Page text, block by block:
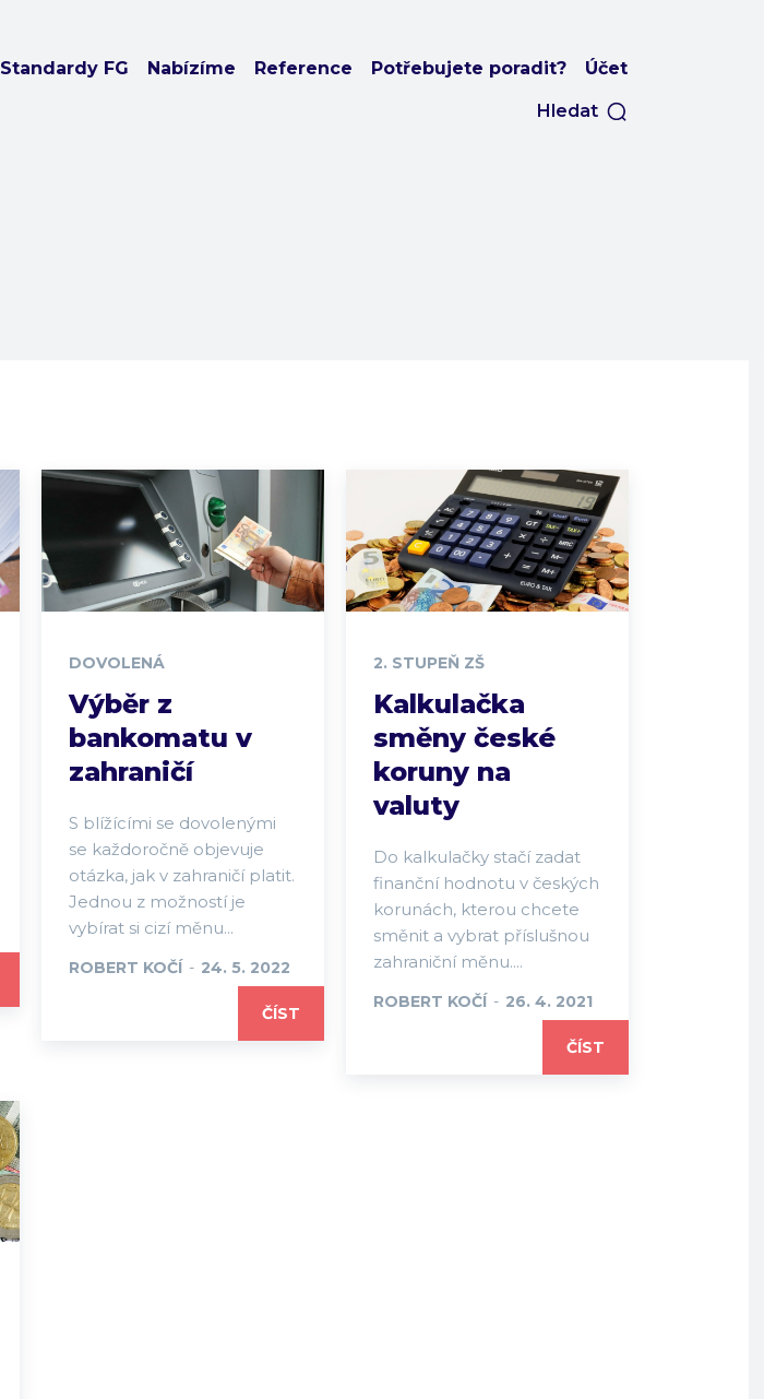
Standardy FG Nabízíme Reference Potřebujete poradit? Účet
Hledat
DOVOLENÁ
Výběr z
bankomatu v
zahraničí
S blížícími se dovolenými
se každoročně objevuje
otázka, jak v zahraničí platit.
Jednou z možností je
vybírat si cizí měnu...
ROBERT KOČÍ - 24. 5. 2022
ČÍST
2. STUPEŇ ZŠ
Kalkulačka
směny české
koruny na
valuty
Do kalkulačky stačí zadat
finanční hodnotu v českých
korunách, kterou chcete
směnit a vybrat příslušnou
zahraniční měnu....
ROBERT KOČÍ - 26. 4. 2021
ČÍST